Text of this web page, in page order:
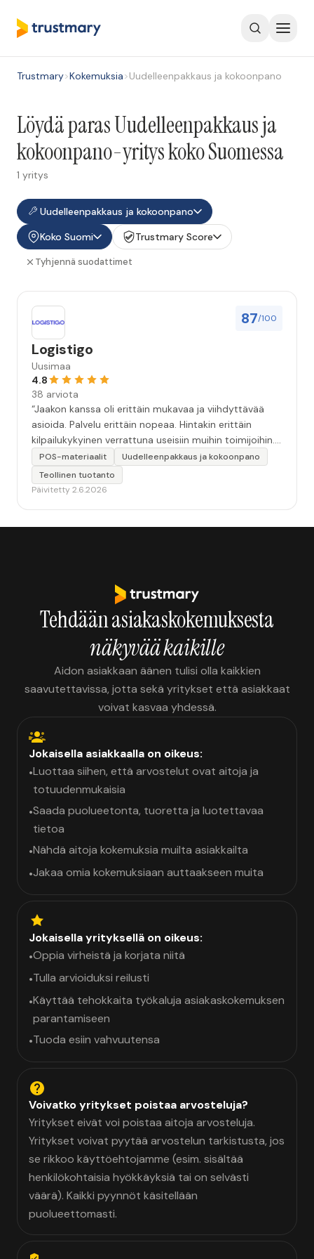
Trustmary>Kokemuksia>Uudelleenpakkaus ja kokoonpano
Löydä paras Uudelleenpakkaus ja
kokoonpano-yritys koko Suomessa
1 yritys
Uudelleenpakkaus ja kokoonpano
Koko Suomi
Trustmary Score
Tyhjennä suodattimet
87/100
Logistigo
Uusimaa
4.8
38 arviota
“Jaakon kanssa oli erittäin mukavaa ja viihdyttävää
asioida. Palvelu erittäin nopeaa. Hintakin erittäin
kilpailukykyinen verrattuna useisiin muihin toimijoihin.
Vielä iso+ paikallisuudesta.”
POS-materiaalit
Uudelleenpakkaus ja kokoonpano
Teollinen tuotanto
Päivitetty 2.6.2026
Tehdään asiakaskokemuksesta
näkyvää kaikille
Aidon asiakkaan äänen tulisi olla kaikkien
saavutettavissa, jotta sekä yritykset että asiakkaat
voivat kasvaa yhdessä.
Jokaisella asiakkaalla on oikeus:
•Luottaa siihen, että arvostelut ovat aitoja ja
totuudenmukaisia
•Saada puolueetonta, tuoretta ja luotettavaa
tietoa
•Nähdä aitoja kokemuksia muilta asiakkailta
•Jakaa omia kokemuksiaan auttaakseen muita
Jokaisella yrityksellä on oikeus:
•Oppia virheistä ja korjata niitä
•Tulla arvioiduksi reilusti
•Käyttää tehokkaita työkaluja asiakaskokemuksen
parantamiseen
•Tuoda esiin vahvuutensa
Voivatko yritykset poistaa arvosteluja?
Yritykset eivät voi poistaa aitoja arvosteluja.
Yritykset voivat pyytää arvostelun tarkistusta, jos
se rikkoo käyttöehtojamme (esim. sisältää
henkilökohtaisia hyökkäyksiä tai on selvästi
väärä). Kaikki pyynnöt käsitellään
puolueettomasti.